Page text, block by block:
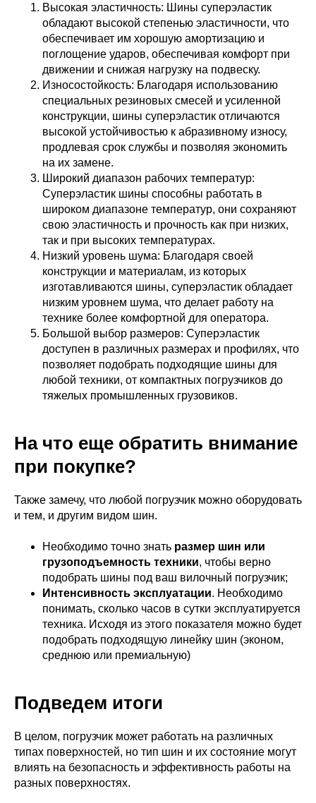
Высокая эластичность: Шины суперэластик
обладают высокой степенью эластичности, что
обеспечивает им хорошую амортизацию и
поглощение ударов, обеспечивая комфорт при
движении и снижая нагрузку на подвеску.
Износостойкость: Благодаря использованию
специальных резиновых смесей и усиленной
конструкции, шины суперэластик отличаются
высокой устойчивостью к абразивному износу,
продлевая срок службы и позволяя экономить
на их замене.
Широкий диапазон рабочих температур:
Суперэластик шины способны работать в
широком диапазоне температур, они сохраняют
свою эластичность и прочность как при низких,
так и при высоких температурах.
Низкий уровень шума: Благодаря своей
конструкции и материалам, из которых
изготавливаются шины, суперэластик обладает
низким уровнем шума, что делает работу на
технике более комфортной для оператора.
Большой выбор размеров: Суперэластик
доступен в различных размерах и профилях, что
позволяет подобрать подходящие шины для
любой техники, от компактных погрузчиков до
тяжелых промышленных грузовиков.
На что еще обратить внимание
при покупке?
Также замечу, что любой погрузчик можно оборудовать
и тем, и другим видом шин.
Необходимо точно знать размер шин или
грузоподъемность техники, чтобы верно
подобрать шины под ваш вилочный погрузчик;
Интенсивность эксплуатации. Необходимо
понимать, сколько часов в сутки эксплуатируется
техника. Исходя из этого показателя можно будет
подобрать подходящую линейку шин (эконом,
среднюю или премиальную)
Подведем итоги
В целом, погрузчик может работать на различных
типах поверхностей, но тип шин и их состояние могут
влиять на безопасность и эффективность работы на
разных поверхностях.